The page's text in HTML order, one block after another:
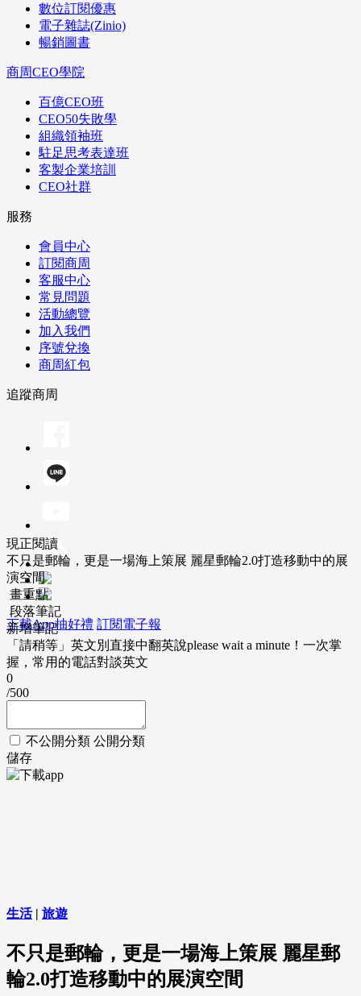
數位訂閱優惠
電子雜誌(Zinio)
暢銷圖書
商周CEO學院
百億CEO班
CEO50失敗學
組織領袖班
駐足思考表達班
客製企業培訓
CEO社群
服務
會員中心
訂閱商周
客服中心
常見問題
活動總覽
加入我們
序號兌換
商周紅包
追蹤商周
下載App抽好禮 訂閱電子報
現正閱讀
不只是郵輪，更是一場海上策展 麗星郵輪2.0打造移動中的展
演空間
畫重點
段落筆記
新增筆記
「請稍等」英文別直接中翻英說please wait a minute！一次掌
握，常用的電話對談英文
0
/500
不公開分類 公開分類
儲存
生活| 旅遊
不只是郵輪，更是一場海上策展 麗星郵
輪2.0打造移動中的展演空間